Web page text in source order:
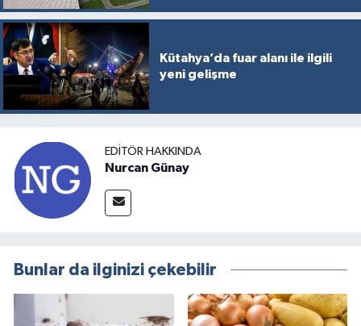
Kütahya’da fuar alanı ile ilgili
yeni gelişme
EDITÖR HAKKINDA
Nurcan Günay
Bunlar da ilginizi çekebilir